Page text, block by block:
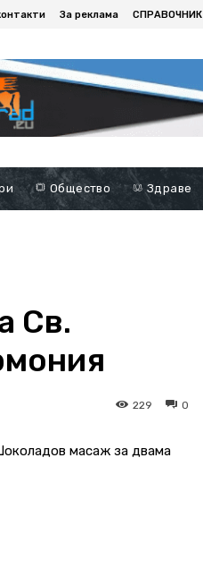
За реклама СПРАВОЧНИК
Общество Здраве
Св.
0
229
масаж за двама